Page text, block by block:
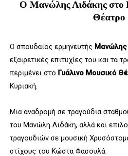
Ο Μανώλης Λιδάκης στο
Θέατρο
Ο σπουδαίος ερμηνευτής Μανώλης
εξαιρετικές επιτυχίες του και τα
περιμένει στο Γυάλινο Μουσικό
Κυριακή.
Μια αναδρομή σε τραγούδια
του Μανώλη Λιδάκη, αλλά και
τραγουδιών σε μουσική
στίχους του Κώστα Φασουλά.